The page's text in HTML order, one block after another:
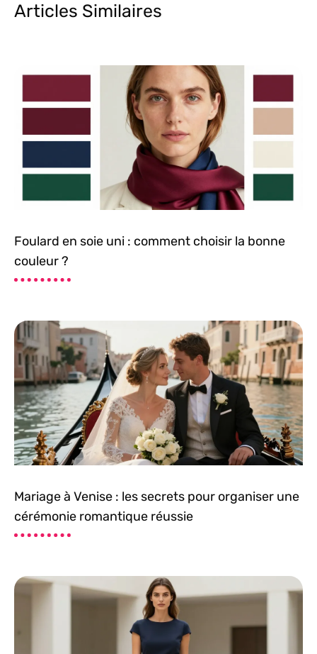
Articles Similaires
Foulard en soie uni : comment choisir la bonne
couleur ?
Mariage à Venise : les secrets pour organiser une
cérémonie romantique réussie